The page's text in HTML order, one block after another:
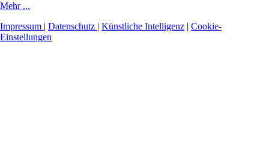
Mehr ...
Impressum | Datenschutz | Künstliche Intelligenz | Cookie-
Einstellungen